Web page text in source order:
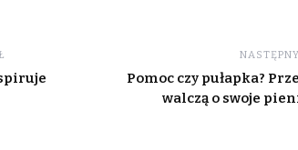
Pomoc czy pułapka?
walczą o swoje